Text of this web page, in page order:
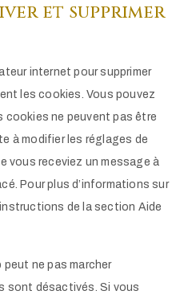
et supprimer
internet pour supprimer
les cookies. Vous pouvez
cookies ne peuvent pas être
à modifier les réglages de
vous receviez un message à
Pour plus d’informations sur
de la section Aide
ne pas marcher
sont désactivés. Si vous